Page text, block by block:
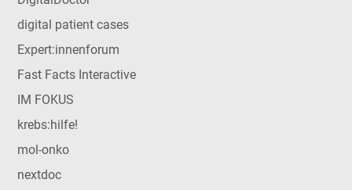
digital patient cases
Expert:innenforum
Fast Facts Interactive
IM FOKUS
krebs:hilfe!
mol-onko
nextdoc